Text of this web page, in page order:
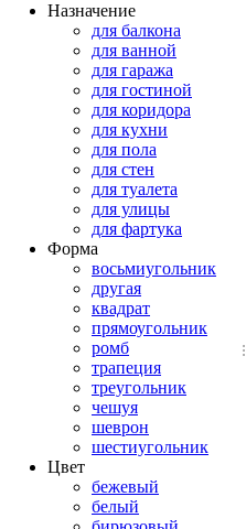
Назначение
для балкона
для ванной
для гаража
для гостиной
для коридора
для кухни
для пола
для стен
для туалета
для улицы
для фартука
Форма
восьмиугольник
другая
квадрат
прямоугольник
ромб
трапеция
треугольник
чешуя
шеврон
шестиугольник
Цвет
бежевый
белый